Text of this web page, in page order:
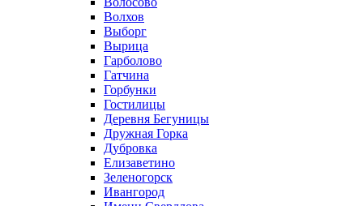
Волхов
Выборг
Вырица
Гарболово
Гатчина
Горбунки
Гостилицы
Деревня Бегуницы
Дружная Горка
Дубровка
Елизаветино
Зеленогорск
Ивангород